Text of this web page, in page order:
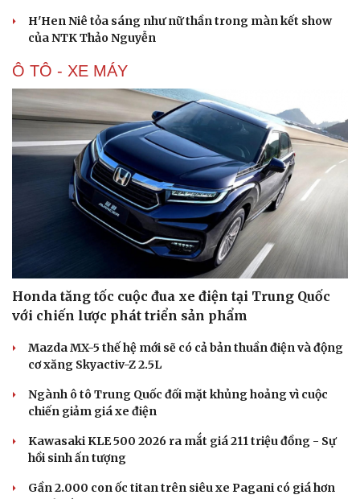
H'Hen Niê tỏa sáng như nữ thần trong màn kết show
của NTK Thảo Nguyễn
Ô TÔ - XE MÁY
Honda tăng tốc cuộc đua xe điện tại Trung Quốc
với chiến lược phát triển sản phẩm
Mazda MX-5 thế hệ mới sẽ có cả bản thuần điện và động
cơ xăng Skyactiv-Z 2.5L
Ngành ô tô Trung Quốc đối mặt khủng hoảng vì cuộc
chiến giảm giá xe điện
Kawasaki KLE 500 2026 ra mắt giá 211 triệu đồng - Sự
hồi sinh ấn tượng
Gần 2.000 con ốc titan trên siêu xe Pagani có giá hơn